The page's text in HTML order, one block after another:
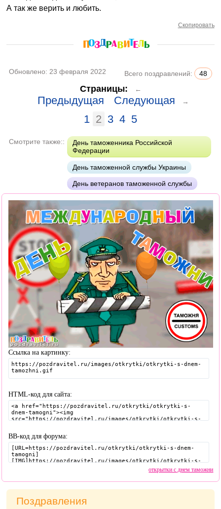
А так же верить и любить.
Скопировать
Обновлено: 23 февраля 2022 Всего поздравлений: 48
Страницы: ←
Предыдущая Следующая →
1 2 3 4 5
Смотрите также::
День таможенника Российской
Федерации
День таможенной службы Украины
День ветеранов таможенной службы
Ссылка на картинку:
HTML-код для сайта:
BB-код для форума:
открытки с днем таможни
Поздравления